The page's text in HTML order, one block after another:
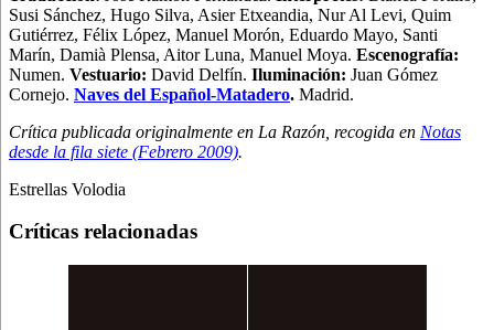
Susi Sánchez, Hugo Silva, Asier Etxeandia, Nur Al Levi, Quim
Gutiérrez, Félix López, Manuel Morón, Eduardo Mayo, Santi
Marín, Damià Plensa, Aitor Luna, Manuel Moya. Escenografía:
Numen. Vestuario: David Delfín. Iluminación: Juan Gómez
Cornejo. Naves del Español-Matadero. Madrid.
Crítica publicada originalmente en La Razón, recogida en Notas
desde la fila siete (Febrero 2009).
Estrellas Volodia
Críticas relacionadas